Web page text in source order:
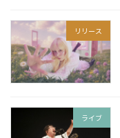
リリース
ライブ